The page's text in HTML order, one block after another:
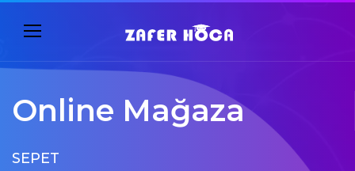
Online Mağaza
SEPET